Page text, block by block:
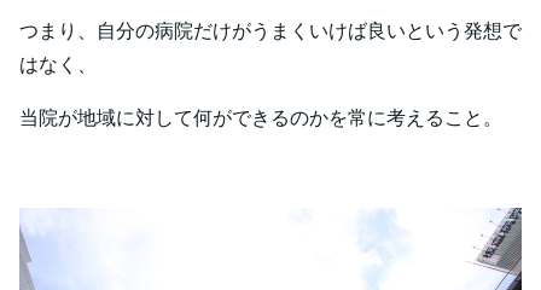
つまり、自分の病院だけがうまくいけば良いという発想で
はなく、
当院が地域に対して何ができるのかを常に考えること。